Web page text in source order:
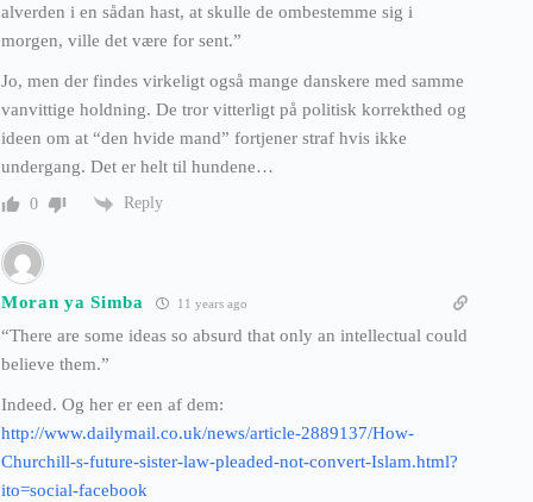
alverden i en sådan hast, at skulle de ombestemme sig i
morgen, ville det være for sent.”
Jo, men der findes virkeligt også mange danskere med samme
vanvittige holdning. De tror vitterligt på politisk korrekthed og
ideen om at “den hvide mand” fortjener straf hvis ikke
undergang. Det er helt til hundene…
0 Reply
Moran ya Simba 11 years ago
“There are some ideas so absurd that only an intellectual could
believe them.”
Indeed. Og her er een af dem:
http://www.dailymail.co.uk/news/article-2889137/How-
Churchill-s-future-sister-law-pleaded-not-convert-Islam.html?
ito=social-facebook